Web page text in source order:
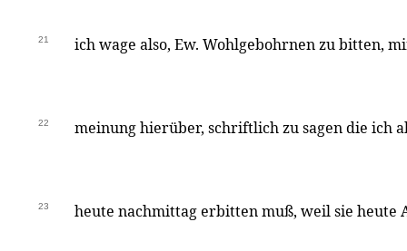
21 ich wage also, Ew. Wohlgebohrnen zu bitten,
22 meinung hierüber, schriftlich zu sagen die ich
23 heute nachmittag erbitten muß, weil sie heute